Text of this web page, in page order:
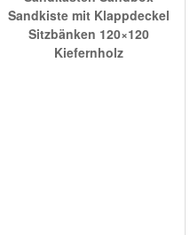
Sandkiste mit Klappdeckel
Sitzbänken 120×120
Kiefernholz